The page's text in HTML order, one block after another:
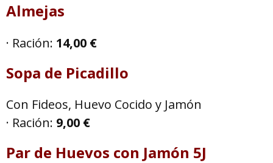
Almejas
· Ración: 14,00 €
Sopa de Picadillo
Con Fideos, Huevo Cocido y Jamón
· Ración: 9,00 €
Par de Huevos con Jamón 5J